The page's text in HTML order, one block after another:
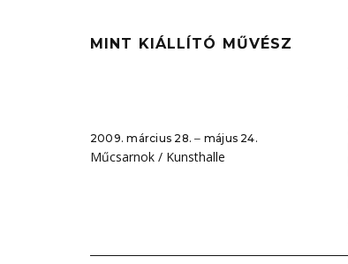
MINT KIÁLLÍTÓ MŰVÉSZ
2009. március 28. ‒ május 24.
Műcsarnok / Kunsthalle